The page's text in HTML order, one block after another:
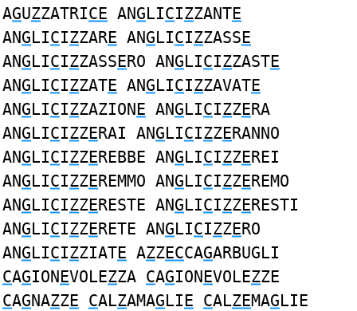
AGUZZATRICE ANGLICIZZANTE
ANGLICIZZARE ANGLICIZZASSE
ANGLICIZZASSERO ANGLICIZZASTE
ANGLICIZZATE ANGLICIZZAVATE
ANGLICIZZAZIONE ANGLICIZZERA
ANGLICIZZERAI ANGLICIZZERANNO
ANGLICIZZEREBBE ANGLICIZZEREI
ANGLICIZZEREMMO ANGLICIZZEREMO
ANGLICIZZERESTE ANGLICIZZERESTI
ANGLICIZZERETE ANGLICIZZERO
ANGLICIZZIATE AZZECCAGARBUGLI
CAGIONEVOLEZZA CAGIONEVOLEZZE
CAGNAZZE CALZAMAGLIE CALZEMAGLIE